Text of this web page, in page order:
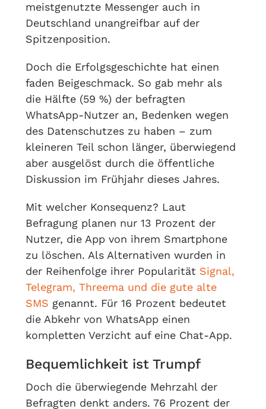
meistgenutzte Messenger auch in
Deutschland unangreifbar auf der
Spitzenposition.
Doch die Erfolgsgeschichte hat einen
faden Beigeschmack. So gab mehr als
die Hälfte (59 %) der befragten
WhatsApp-Nutzer an, Bedenken wegen
des Datenschutzes zu haben – zum
kleineren Teil schon länger, überwiegend
aber ausgelöst durch die öffentliche
Diskussion im Frühjahr dieses Jahres.
Mit welcher Konsequenz? Laut
Befragung planen nur 13 Prozent der
Nutzer, die App von ihrem Smartphone
zu löschen. Als Alternativen wurden in
der Reihenfolge ihrer Popularität Signal,
Telegram, Threema und die gute alte
SMS genannt. Für 16 Prozent bedeutet
die Abkehr von WhatsApp einen
kompletten Verzicht auf eine Chat-App.
Bequemlichkeit ist Trumpf
Doch die überwiegende Mehrzahl der
Befragten denkt anders. 76 Prozent der